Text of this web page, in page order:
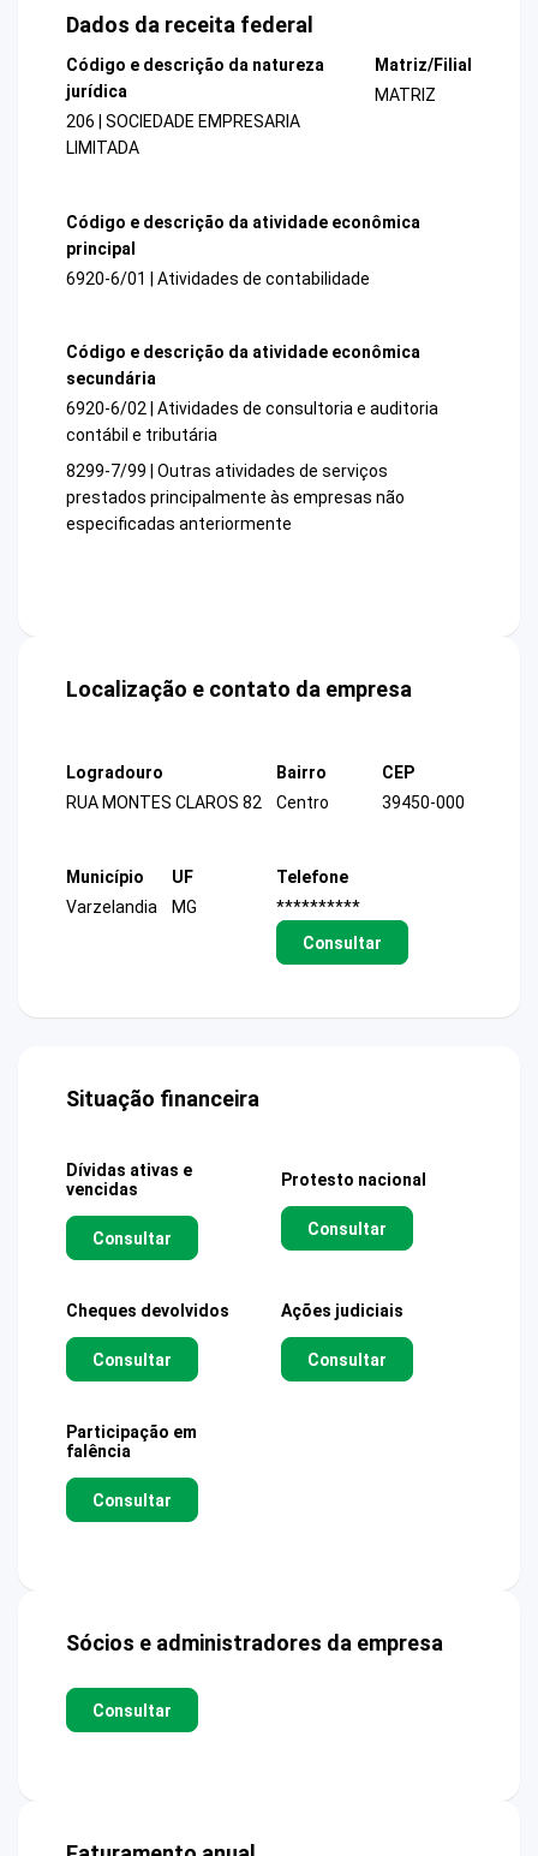
Dados da receita federal
Código e descrição da natureza
jurídica
206 | SOCIEDADE EMPRESARIA
LIMITADA
Matriz/Filial
MATRIZ
Código e descrição da atividade econômica
principal
6920-6/01 | Atividades de contabilidade
Código e descrição da atividade econômica
secundária
6920-6/02 | Atividades de consultoria e auditoria
contábil e tributária
8299-7/99 | Outras atividades de serviços
prestados principalmente às empresas não
especificadas anteriormente
Localização e contato da empresa
Logradouro
RUA MONTES CLAROS 82
Bairro
Centro
CEP
39450-000
Município
Varzelandia
UF
MG
Telefone
**********
Consultar
Situação financeira
Dívidas ativas e
vencidas
Consultar
Protesto nacional
Consultar
Cheques devolvidos
Consultar
Ações judiciais
Consultar
Participação em
falência
Consultar
Sócios e administradores da empresa
Consultar